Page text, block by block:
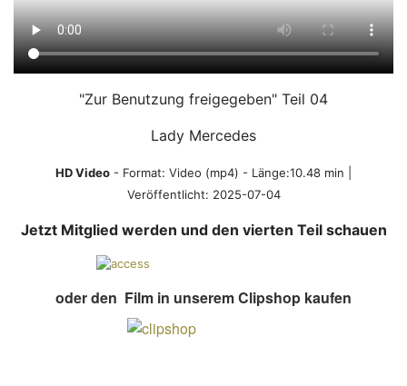
"Zur Benutzung freigegeben" Teil 04
Lady Mercedes
HD Video - Format: Video (mp4) - Länge:10.48 min |
Veröffentlicht: 2025-07-04
Jetzt Mitglied werden und den vierten Teil schauen
oder den Film in unserem Clipshop kaufen